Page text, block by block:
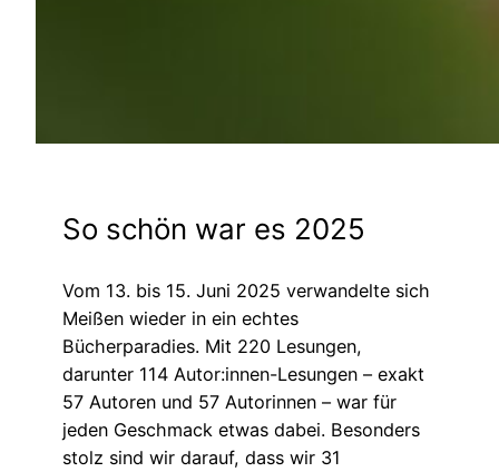
So schön war es 2025
Vom 13. bis 15. Juni 2025 verwandelte sich
Meißen wieder in ein echtes
Bücherparadies. Mit 220 Lesungen,
darunter 114 Autor:innen-Lesungen – exakt
57 Autoren und 57 Autorinnen – war für
jeden Geschmack etwas dabei. Besonders
stolz sind wir darauf, dass wir 31